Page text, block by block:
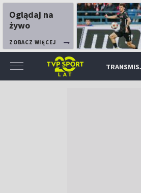
Oglądaj na
żywo
ZOBACZ WIĘCEJ